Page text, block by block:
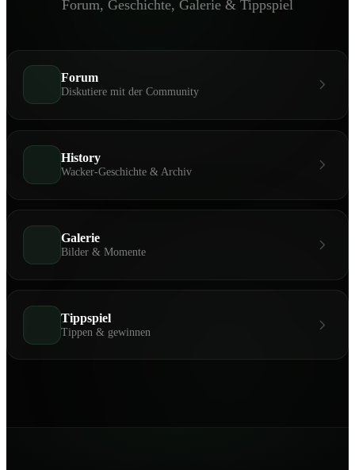
Forum, Geschichte, Galerie & Tippspiel
Forum
Diskutiere mit der Community
History
Wacker-Geschichte & Archiv
Galerie
Bilder & Momente
Tippspiel
Tippen & gewinnen